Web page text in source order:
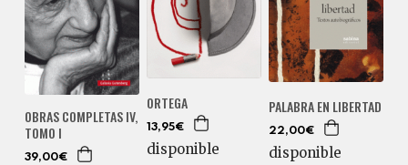
OBRAS COMPLETAS IV,
TOMO I
39,00€
ORTEGA
13,95€
disponible
PALABRA EN LIBERTAD
22,00€
disponible